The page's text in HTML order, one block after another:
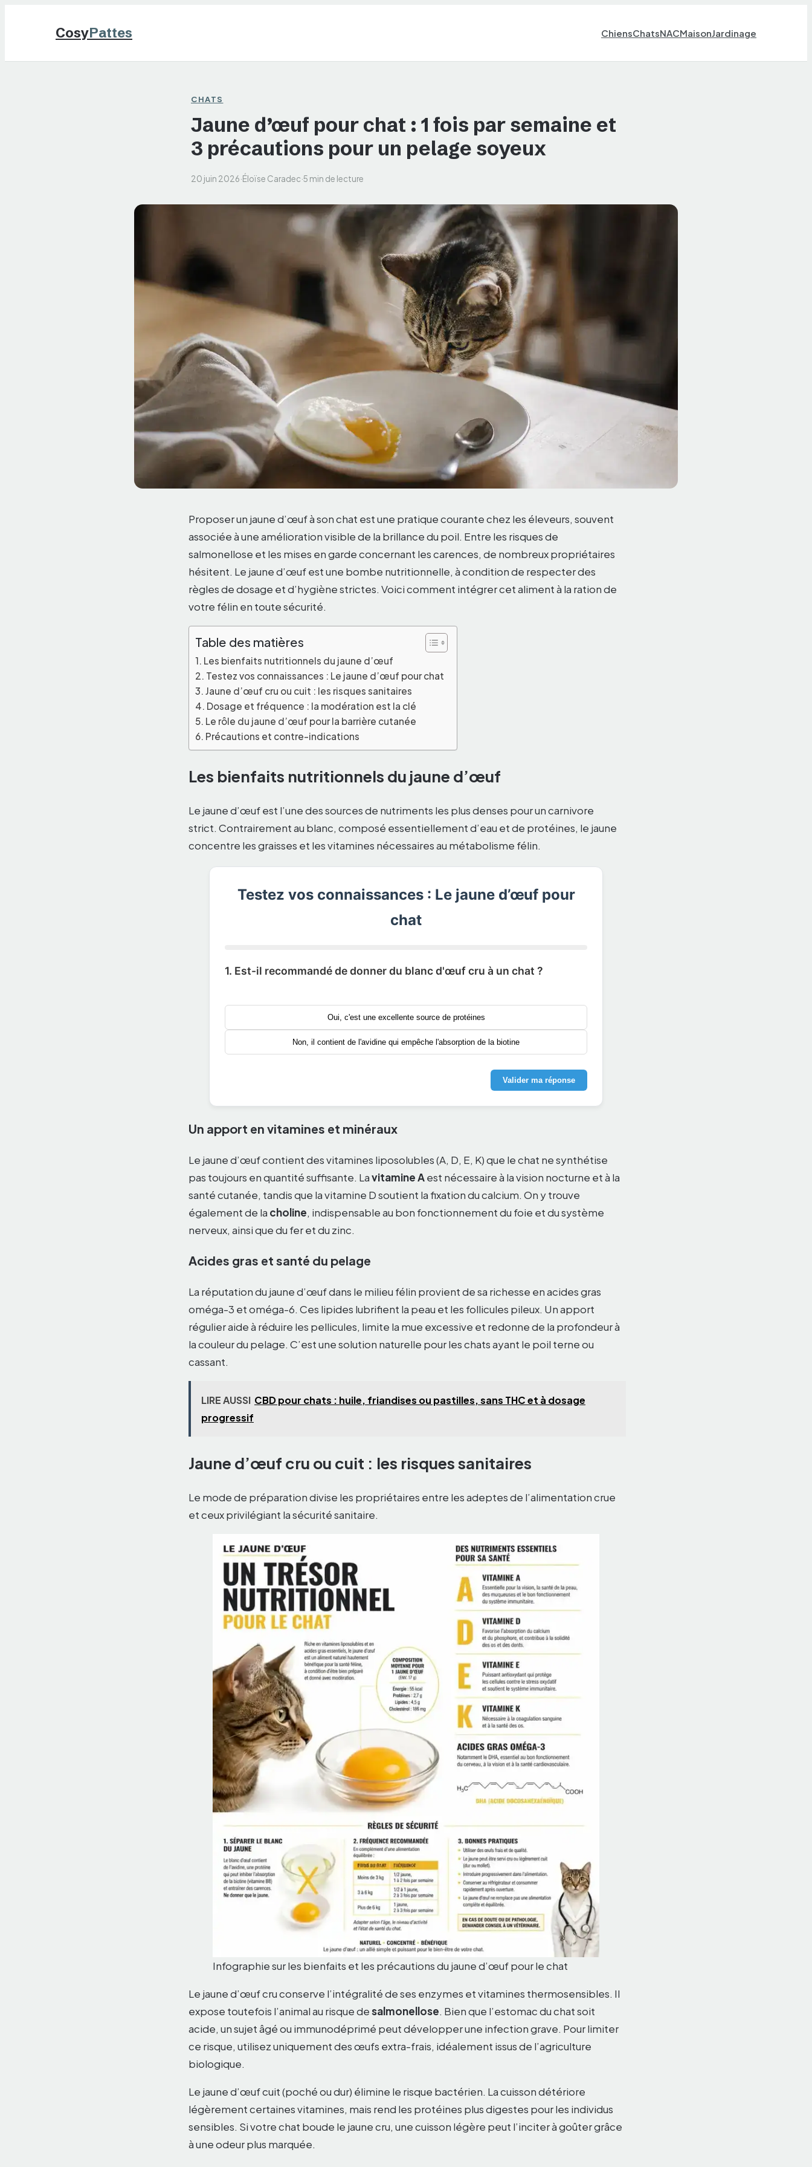
CosyPattes ChiensChatsNACMaisonJardinage
CHATS
Jaune d’œuf pour chat : 1 fois par semaine et
3 précautions pour un pelage soyeux
20 juin 2026·Éloïse Caradec·5 min de lecture
Proposer un jaune d’œuf à son chat est une pratique courante chez les éleveurs, souvent
associée à une amélioration visible de la brillance du poil. Entre les risques de
salmonellose et les mises en garde concernant les carences, de nombreux propriétaires
hésitent. Le jaune d’œuf est une bombe nutritionnelle, à condition de respecter des
règles de dosage et d’hygiène strictes. Voici comment intégrer cet aliment à la ration de
votre félin en toute sécurité.
Table des matières
Les bienfaits nutritionnels du jaune d’œuf
Testez vos connaissances : Le jaune d’œuf pour chat
Jaune d’œuf cru ou cuit : les risques sanitaires
Dosage et fréquence : la modération est la clé
Le rôle du jaune d’œuf pour la barrière cutanée
Précautions et contre-indications
Les bienfaits nutritionnels du jaune d’œuf
Le jaune d’œuf est l’une des sources de nutriments les plus denses pour un carnivore
strict. Contrairement au blanc, composé essentiellement d’eau et de protéines, le jaune
concentre les graisses et les vitamines nécessaires au métabolisme félin.
Testez vos connaissances : Le jaune d’œuf pour
chat
1. Est-il recommandé de donner du blanc d'œuf cru à un chat ?
Oui, c'est une excellente source de protéines
Non, il contient de l'avidine qui empêche l'absorption de la biotine
Valider ma réponse
Un apport en vitamines et minéraux
Le jaune d’œuf contient des vitamines liposolubles (A, D, E, K) que le chat ne synthétise
pas toujours en quantité suffisante. Lavitamine Aest nécessaire à la vision nocturne et à la
santé cutanée, tandis que la vitamine D soutient la fixation du calcium. On y trouve
également de la choline, indispensable au bon fonctionnement du foie et du système
nerveux, ainsi que du fer et du zinc.
Acides gras et santé du pelage
La réputation du jaune d’œuf dans le milieu félin provient de sa richesse en acides gras
oméga-3 et oméga-6. Ces lipides lubrifient la peau et les follicules pileux. Un apport
régulier aide à réduire les pellicules, limite la mue excessive et redonne de la profondeur à
la couleur du pelage. C’est une solution naturelle pour les chats ayant le poil terne ou
cassant.
LIRE AUSSI CBD pour chats : huile, friandises ou pastilles, sans THC et à dosage
progressif
Jaune d’œuf cru ou cuit : les risques sanitaires
Le mode de préparation divise les propriétaires entre les adeptes de l’alimentation crue
et ceux privilégiant la sécurité sanitaire.
Infographie sur les bienfaits et les précautions du jaune d’œuf pour le chat
Le jaune d’œuf cru conserve l’intégralité de ses enzymes et vitamines thermosensibles. Il
expose toutefois l’animal au risque desalmonellose. Bien que l’estomac du chat soit
acide, un sujet âgé ou immunodéprimé peut développer une infection grave. Pour limiter
ce risque, utilisez uniquement des œufs extra-frais, idéalement issus de l’agriculture
biologique.
Le jaune d’œuf cuit (poché ou dur) élimine le risque bactérien. La cuisson détériore
légèrement certaines vitamines, mais rend les protéines plus digestes pour les individus
sensibles. Si votre chat boude le jaune cru, une cuisson légère peut l’inciter à goûter grâce
à une odeur plus marquée.